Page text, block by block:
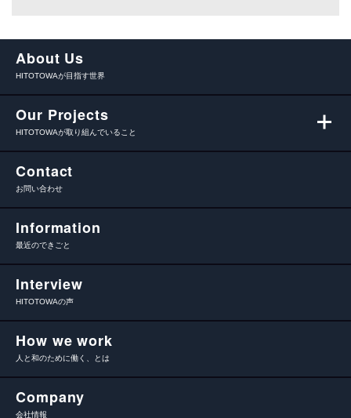
About Us
HITOTOWAが目指す世界
Our Projects
HITOTOWAが取り組んでいること
Contact
お問い合わせ
Information
最近のできごと
Interview
HITOTOWAの声
How we work
人と和のために働く、とは
Company
会社情報